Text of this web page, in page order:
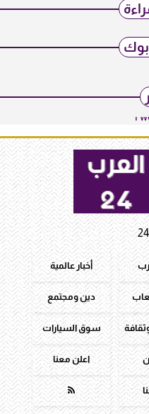
أخبار عالمية
دين ومجتمع
سوق السيارات
اعلن معنا
